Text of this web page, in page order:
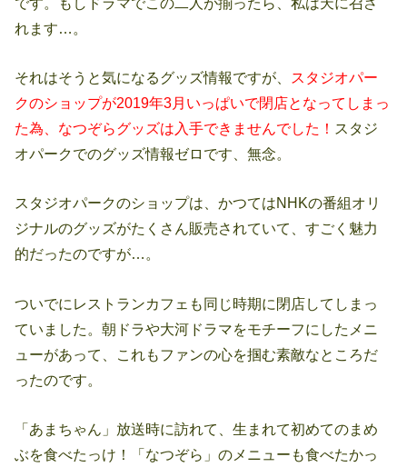
れます…。
それはそうと気になるグッズ情報ですが、 スタジオパー
クのショップが2019年3月いっぱいで閉店となってしまっ
た為、なつぞらグッズは入手できませんでした！ スタジ
オパークでのグッズ情報ゼロです、無念。
スタジオパークのショップは、かつてはNHKの番組オリ
ジナルのグッズがたくさん販売されていて、すごく魅力
的だったのですが…。
ついでにレストランカフェも同じ時期に閉店してしまっ
ていました。朝ドラや大河ドラマをモチーフにしたメニ
ューがあって、これもファンの心を掴む素敵なところだ
ったのです。
「あまちゃん」放送時に訪れて、生まれて初めてのまめ
ぶを食べたっけ！「なつぞら」のメニューも食べたかっ